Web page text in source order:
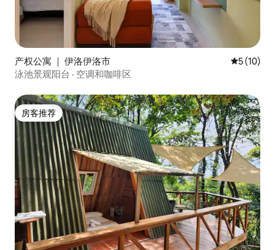
产权公寓 ｜ 伊洛伊洛市 平均评分
5 (10)
泳池景观阳台 · 空调和咖啡区
房客推荐
房客推荐